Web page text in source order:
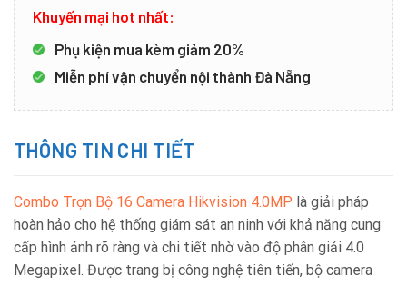
Khuyến mại hot nhất:
Phụ kiện mua kèm giảm 20%
Miễn phí vận chuyển nội thành Đà Nẵng
THÔNG TIN CHI TIẾT
Combo Trọn Bộ 16 Camera Hikvision 4.0MP là giải pháp
hoàn hảo cho hệ thống giám sát an ninh với khả năng cung
cấp hình ảnh rõ ràng và chi tiết nhờ vào độ phân giải 4.0
Megapixel. Được trang bị công nghệ tiên tiến, bộ camera